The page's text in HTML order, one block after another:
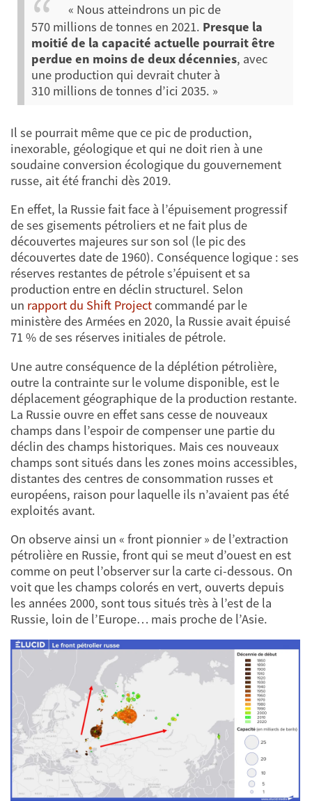
« Nous atteindrons un pic de
570 millions de tonnes en 2021. Presque la
moitié de la capacité actuelle pourrait être
perdue en moins de deux décennies, avec
une production qui devrait chuter à
310 millions de tonnes d’ici 2035. »
Il se pourrait même que ce pic de production,
inexorable, géologique et qui ne doit rien à une
soudaine conversion écologique du gouvernement
russe, ait été franchi dès 2019.
En effet, la Russie fait face à l’épuisement progressif
de ses gisements pétroliers et ne fait plus de
découvertes majeures sur son sol (le pic des
découvertes date de 1960). Conséquence logique : ses
réserves restantes de pétrole s’épuisent et sa
production entre en déclin structurel. Selon
un rapport du Shift Project commandé par le
ministère des Armées en 2020, la Russie avait épuisé
71 % de ses réserves initiales de pétrole.
Une autre conséquence de la déplétion pétrolière,
outre la contrainte sur le volume disponible, est le
déplacement géographique de la production restante.
La Russie ouvre en effet sans cesse de nouveaux
champs dans l’espoir de compenser une partie du
déclin des champs historiques. Mais ces nouveaux
champs sont situés dans les zones moins accessibles,
distantes des centres de consommation russes et
européens, raison pour laquelle ils n’avaient pas été
exploités avant.
On observe ainsi un « front pionnier » de l’extraction
pétrolière en Russie, front qui se meut d’ouest en est
comme on peut l’observer sur la carte ci-dessous. On
voit que les champs colorés en vert, ouverts depuis
les années 2000, sont tous situés très à l’est de la
Russie, loin de l’Europe… mais proche de l’Asie.